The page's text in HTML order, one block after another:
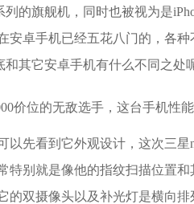
列的旗舰机，同时也被视为是
安卓手机已经五花八门的，各
和其它安卓手机有什么不同之处
以先看到它外观设计，这次三
特别就是像他的指纹扫描位置
的双摄像头以及补光灯是横向